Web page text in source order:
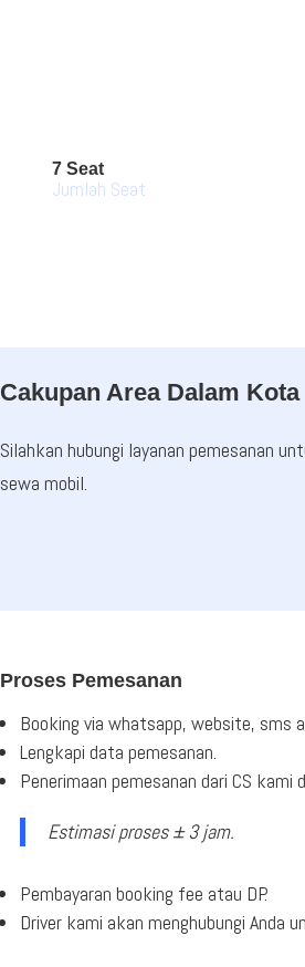
7 Seat
Jumlah Seat
Cakupan Area Dalam Kota
Silahkan hubungi layanan pemesanan
sewa mobil.
Proses Pemesanan
Booking via whatsapp, website, sms
Lengkapi data pemesanan.
Penerimaan pemesanan dari CS kami
Estimasi proses ± 3 jam.
Pembayaran booking fee atau DP.
Driver kami akan menghubungi Anda